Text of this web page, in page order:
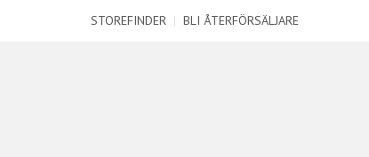
STOREFINDER | BLI ÅTERFÖRSÄLJARE